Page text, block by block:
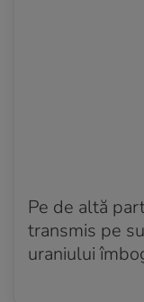
Pe de altă
transmis pe
uraniului